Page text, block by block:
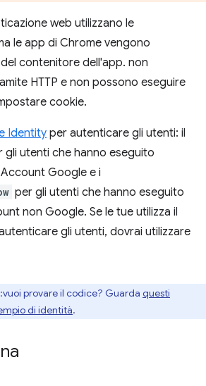
web utilizzano le
le app di Chrome vengono
contenitore dell'app. non
HTTP e non possono eseguire
cookie.
Identity per autenticare gli utenti: il
gli utenti che hanno eseguito
Google e i
per gli utenti che hanno eseguito
non Google. Se le tue utilizza il
gli utenti, dovrai utilizzare
:vuoi provare il codice? Guarda questi
di identità.